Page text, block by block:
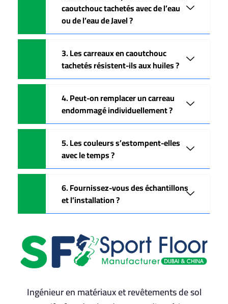
caoutchouc tachetés avec de l’eau
ou de l’eau de Javel ?
3. Les carreaux en caoutchouc
tachetés résistent-ils aux huiles ?
4. Peut-on remplacer un carreau
endommagé individuellement ?
5. Les couleurs s’estompent-elles
avec le temps ?
6. Fournissez-vous des échantillons
et l’installation ?
Ingénieur en matériaux et revêtements de sol